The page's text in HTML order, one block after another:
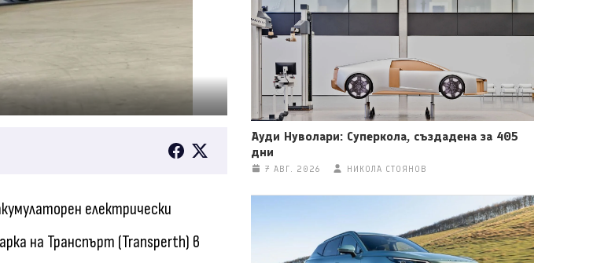
електрически
на Транспърт (Transperth) в
Ауди Нуволари: Суперкола, създадена за 405
дни
7 АВГ. 2026 НИКОЛА СТОЯНОВ